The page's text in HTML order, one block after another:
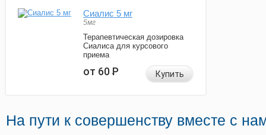
Сиалис 5 мг
5мг
Терапевтическая дозировка
Сиалиса для курсового
приема
от 60Р Купить
На пути к совершенству вместе с